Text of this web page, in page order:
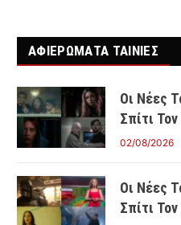
ΑΦΙΕΡΩΜΑΤΑ ΤΑΙΝΊΕΣ
Οι Νέες
Σπίτι
02/08/2026
Οι Νέες
Σπίτι Τον